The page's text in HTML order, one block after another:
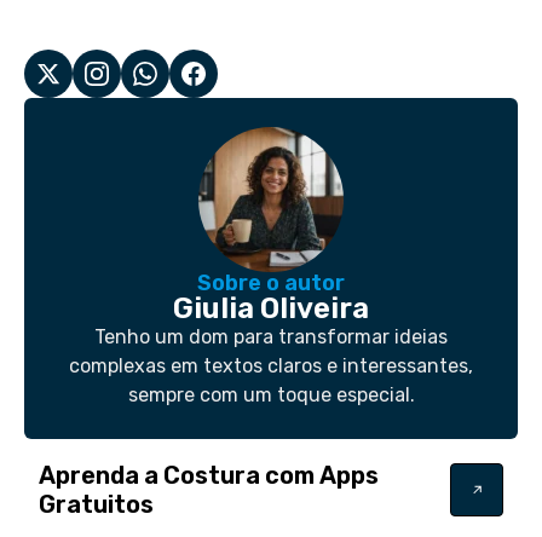
Sobre o autor
Giulia Oliveira
Tenho um dom para transformar ideias
complexas em textos claros e interessantes,
sempre com um toque especial.
Aprenda a Costura com Apps
Gratuitos